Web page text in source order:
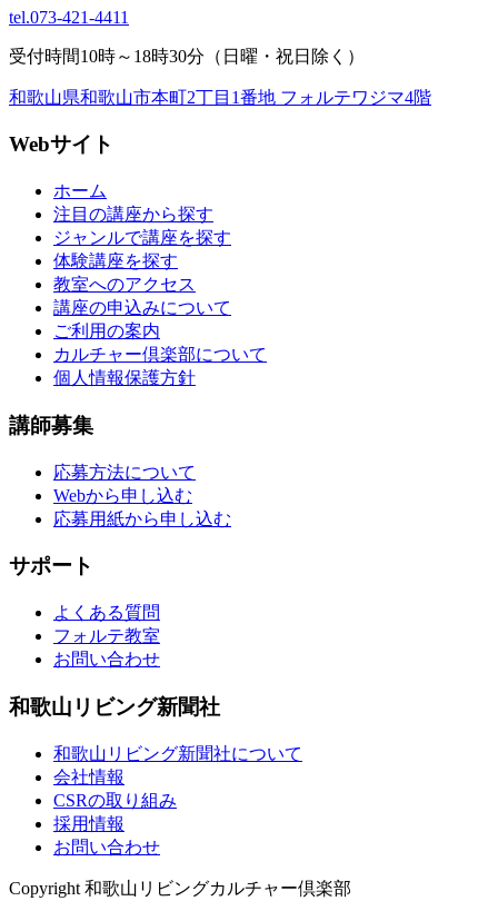
tel.073-421-4411
受付時間10時～18時30分（日曜・祝日除く）
和歌山県和歌山市本町2丁目1番地 フォルテワジマ4階
Webサイト
ホーム
注目の講座から探す
ジャンルで講座を探す
体験講座を探す
教室へのアクセス
講座の申込みについて
ご利用の案内
カルチャー倶楽部について
個人情報保護方針
講師募集
応募方法について
Webから申し込む
応募用紙から申し込む
サポート
よくある質問
フォルテ教室
お問い合わせ
和歌山リビング新聞社
和歌山リビング新聞社について
会社情報
CSRの取り組み
採用情報
お問い合わせ
Copyright 和歌山リビングカルチャー倶楽部